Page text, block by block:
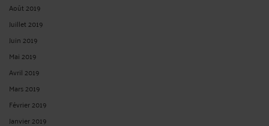
Août 2019
Juillet 2019
Juin 2019
Mai 2019
Avril 2019
Mars 2019
Février 2019
Janvier 2019